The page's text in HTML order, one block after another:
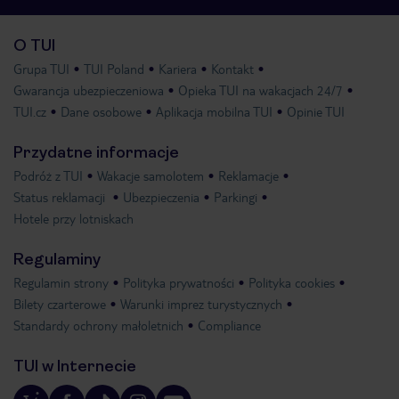
O TUI
Grupa TUI TUI Poland Kariera
Kontakt
Gwarancja ubezpieczeniowa
Opieka TUI na wakacjach 24/7
TUI.cz
Dane osobowe Aplikacja mobilna TUI Opinie TUI
Przydatne informacje
Podróż z TUI Wakacje samolotem
Reklamacje
Status reklamacji
Ubezpieczenia
Parkingi
Hotele przy lotniskach
Regulaminy
Regulamin strony Polityka prywatności
Polityka cookies
Bilety czarterowe
Warunki imprez turystycznych
Standardy ochrony małoletnich
Compliance
TUI w Internecie